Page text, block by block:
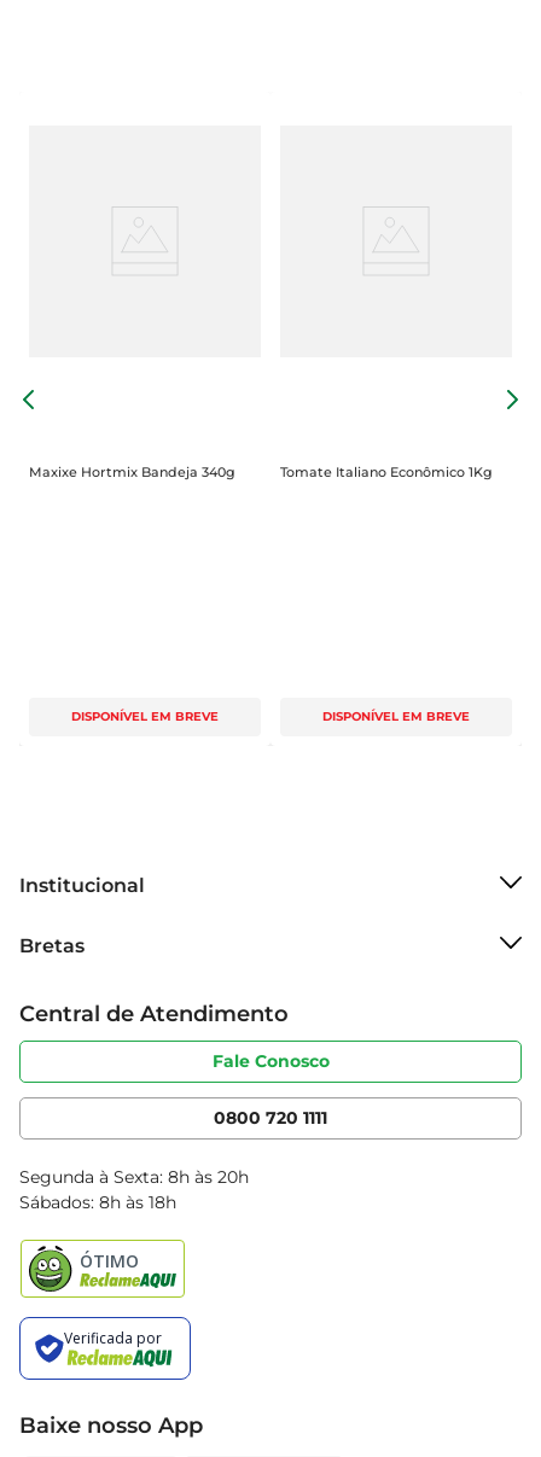
Maxixe Hortmix Bandeja 340g
DISPONÍVEL EM BREVE
Tomate Italiano Econômico 1Kg
DISPONÍVEL EM BREVE
Institucional
Grupo Cencosud
Sobre privacidade
Portal do fornecedor
Cencosud Media
Bretas
Produtos Bretas
Código de ética
Serviços
Clube Bretas
Blog Bretas
Black Friday
Central de Atendimento
Fale Conosco
0800 720 1111
Segunda à Sexta: 8h às 20h
Sábados: 8h às 18h
Baixe nosso App